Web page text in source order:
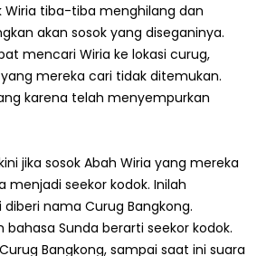
Wiria tiba-tiba menghilang dan
akan sosok yang diseganinya.
mencari Wiria ke lokasi curug,
mereka cari tidak ditemukan.
karena telah menyempurkan
jika sosok Abah Wiria yang mereka
seekor kodok. Inilah
nama Curug Bangkong.
Sunda berarti seekor kodok.
Bangkong, sampai saat ini suara